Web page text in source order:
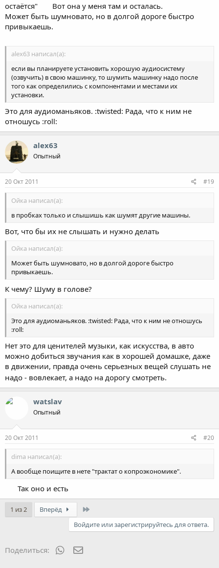
остаётся"
Вот она у меня там и осталась.
Может быть шумновато, но в долгой дороге быстро
привыкаешь.
alex63 написал(а):
если вы планируете установить хорошую аудиосистему
(озвучить) в свою машинку, то шумить машинку надо после
того как определились с компонентами и местами их
установки.
Это для аудиоманьяков. :twisted: Рада, что к ним не
отношусь :roll:
alex63
Опытный
20 Окт 2011 #19
Ойка написал(а):
в пробках только и слышишь как шумят другие машины.
Вот, что бы их не слышать и нужно делать
Ойка написал(а):
Может быть шумновато, но в долгой дороге быстро
привыкаешь.
К чему? Шуму в голове?
Ойка написал(а):
Это для аудиоманьяков. :twisted: Рада, что к ним не отношусь
:roll:
Нет это для ценителей музыки, как искусства, в авто
можно добиться звучания как в хорошей домашке, даже
в движении, правда очень серьезных вещей слушать не
надо - вовлекает, а надо на дорогу смотреть.
watslav
Опытный
20 Окт 2011 #20
dima написал(а):
А вообще поищите в нете "трактат о копроэкономике".
Так оно и есть
1 из 2 Вперёд
Войдите или зарегистрируйтесь для ответа.
Поделиться: WhatsApp